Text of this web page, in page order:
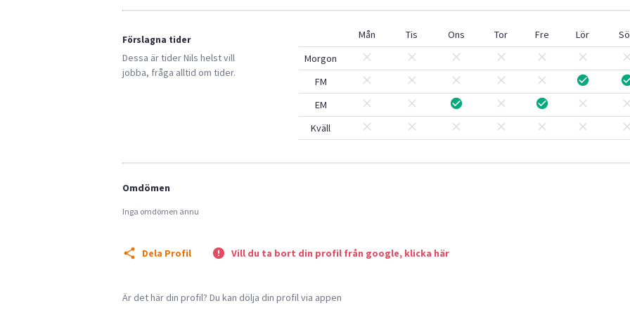
Förslagna tider
Dessa är tiderNils helst vill
jobba, fråga alltid om tider.
Mån Tis Ons Tor Fre Lör
Morgon
FM
EM
Kväll
Omdömen
Inga omdömen ännu
Dela Profil Vill du ta bort din profil från google, klicka här
Är det här din profil? Du kan dölja din profil via appen